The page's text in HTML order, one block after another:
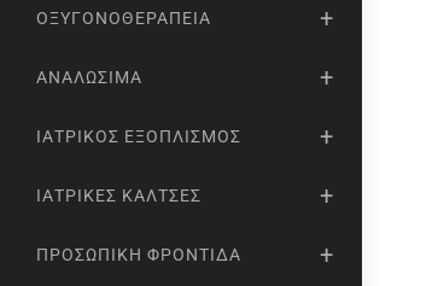
ΟΞΥΓΟΝΟΘΕΡΑΠΕΊΑ
ΑΝΑΛΏΣΙΜΑ
ΙΑΤΡΙΚΌΣ ΕΞΟΠΛΙΣΜΌΣ
ΙΑΤΡΙΚΈΣ ΚΆΛΤΣΕΣ
ΠΡΟΣΩΠΙΚΉ ΦΡΟΝΤΊΔΑ